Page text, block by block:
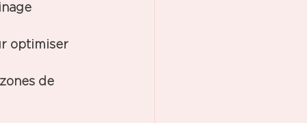
optimiser
de